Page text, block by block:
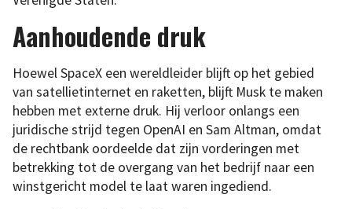
Aanhoudende druk
Hoewel SpaceX een wereldleider blijft op het gebied
van satellietinternet en raketten, blijft Musk te maken
hebben met externe druk. Hij verloor onlangs een
juridische strijd tegen OpenAI en Sam Altman, omdat
de rechtbank oordeelde dat zijn vorderingen met
betrekking tot de overgang van het bedrijf naar een
winstgericht model te laat waren ingediend.